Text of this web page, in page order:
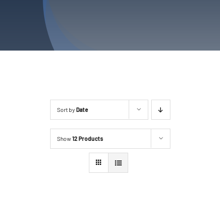
Sort by Date
Show12 Products